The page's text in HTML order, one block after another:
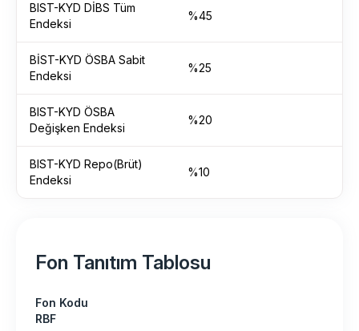
BIST-KYD DİBS Tüm
Endeksi
%45
BİST-KYD ÖSBA Sabit
Endeksi
%25
BIST-KYD ÖSBA
Değişken Endeksi
%20
BIST-KYD Repo(Brüt)
Endeksi
%10
Fon Tanıtım Tablosu
Fon Kodu
RBF